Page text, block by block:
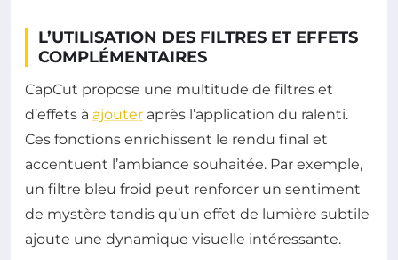
L’UTILISATION DES FILTRES ET EFFETS
COMPLÉMENTAIRES
CapCut propose une multitude de filtres et
d’effets à ajouter après l’application du ralenti.
Ces fonctions enrichissent le rendu final et
accentuent l’ambiance souhaitée. Par exemple,
un filtre bleu froid peut renforcer un sentiment
de mystère tandis qu’un effet de lumière subtile
ajoute une dynamique visuelle intéressante.